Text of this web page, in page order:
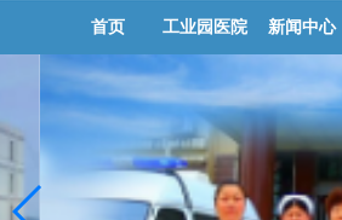
首页 工业园医院 新闻中心